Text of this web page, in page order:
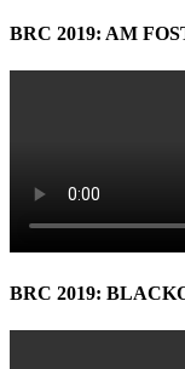
BRC 2019: AM
BRC 2019: